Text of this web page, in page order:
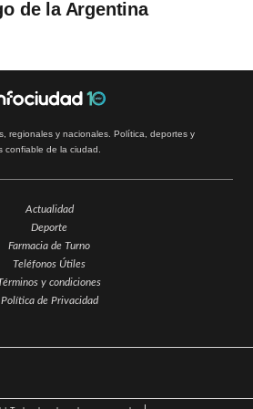
de la Argentina
regionales y nacionales. Política, deportes y
confiable de la ciudad.
Actualidad
Deporte
Farmacia de Turno
Teléfonos Útiles
y condiciones
Política de Privacidad